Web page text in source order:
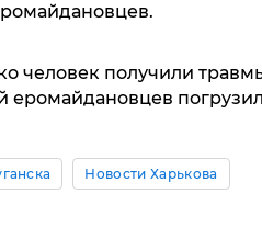
человек получили
еромайдановцев
Новости Харькова